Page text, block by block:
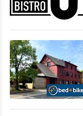
Openbaar
Indoor
Eat & Sleep
Restaurants